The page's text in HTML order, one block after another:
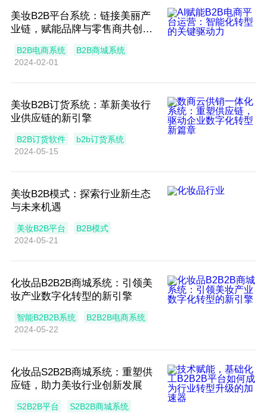
美妆B2B平台系统：链接美丽产
业链，赋能品牌与零售商共创辉
B2B电商系统
B2B商城系统
2024-02-01
美妆B2B订货系统：革新美妆行
业供应链的新引擎
B2B订货软件
b2b订货系统
2024-05-15
美妆B2B模式：探索行业新生态
与未来机遇
美妆B2B平台
B2B模式
2024-05-21
化妆品B2B2B商城系统：引领美
妆产业数字化转型的新引擎
智能B2B2B系统
B2B2B电商系统
2024-05-22
化妆品S2B2B商城系统：重塑供
应链，助力美妆行业创新发展
S2B2B平台
S2B2B商城系统